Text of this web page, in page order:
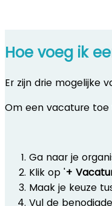
Hoe voeg ik
Er zijn drie mogelijke
Om een vacature toe
Ga naar je
Klik op '+
Maak je keuze
Vul de